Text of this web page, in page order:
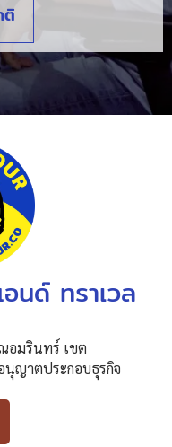
ติ
นด์ ทราเวล
อมรินทร์ เขต
นุญาตประกอบธุรกิจ